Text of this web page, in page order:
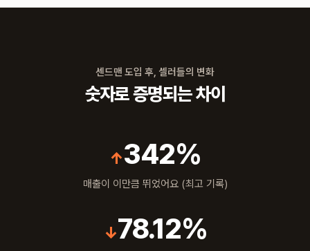
센드맨 도입 후, 셀러들의 변화
숫자로 증명되는 차이
↑342%
매출이 이만큼 뛰었어요 (최고 기록)
↓78.12%